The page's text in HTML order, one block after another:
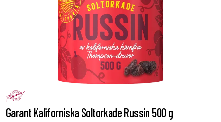
Garant Kaliforniska Soltorkade Russin 500 g